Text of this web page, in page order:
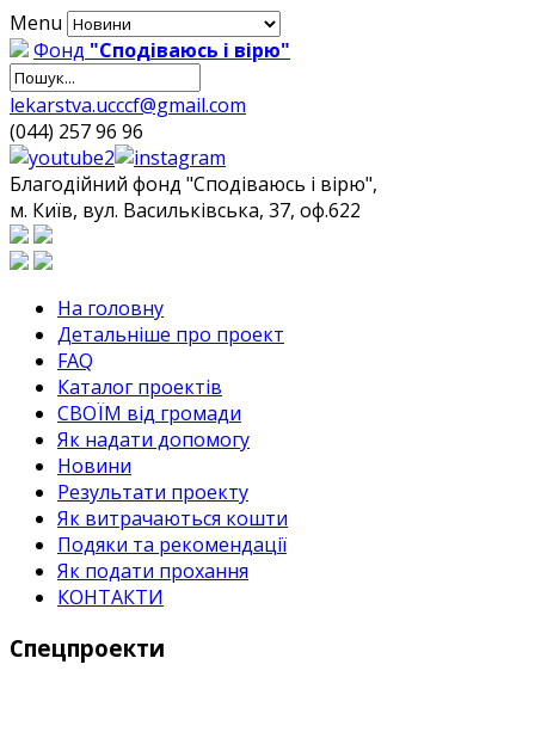
Menu
Фонд "Сподіваюсь і вірю"
lekarstva.ucccf@gmail.com
(044) 257 96 96
Благодійний фонд "Сподіваюсь і вірю",
м. Київ, вул. Васильківська, 37, оф.622
На головну
Детальніше про проект
FAQ
Каталог проектів
СВОЇМ від громади
Як надати допомогу
Новини
Результати проекту
Як витрачаються кошти
Подяки та рекомендації
Як подати прохання
КОНТАКТИ
Спецпроекти